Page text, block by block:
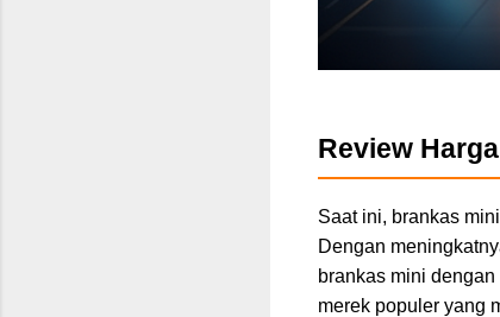
Review
Saat ini, brankas
Dengan
brankas mini
merek populer yang